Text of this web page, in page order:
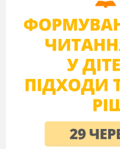
2.Знайомство.
-А зараз я
познайомились і
себе і про свої
-У вас на
імена, які я хочу,
серединки